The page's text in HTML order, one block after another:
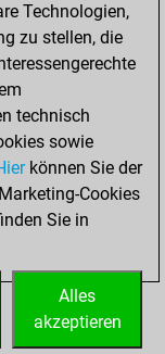
0
0
0
Technologien,
zu stellen, die
technisch
sowie
können Sie der
Cookies
Sie in
Alles
akzeptieren